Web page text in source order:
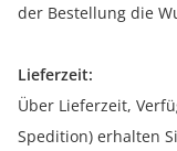
der Bestellung die
Lieferzeit:
Über Lieferzeit,
Spedition) erhalten